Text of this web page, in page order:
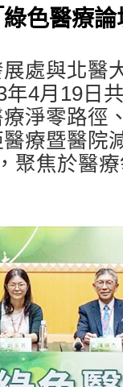
色醫療
處與北醫
年4月19日
淨零路徑
療暨醫院
聚焦於醫